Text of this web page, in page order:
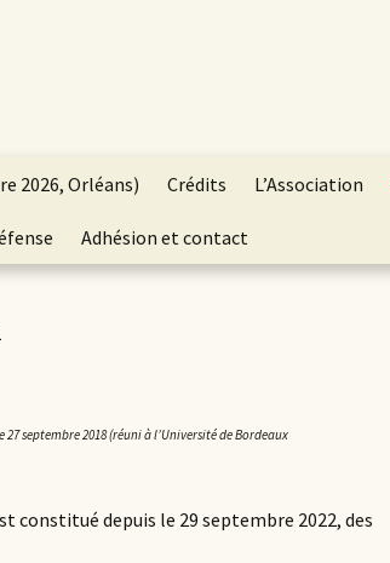
2026, Orléans) Crédits L’Association
Adhésion et contact
27 septembre 2018 (réuni à l’Université de Bordeaux
constitué depuis le 29 septembre 2022, des